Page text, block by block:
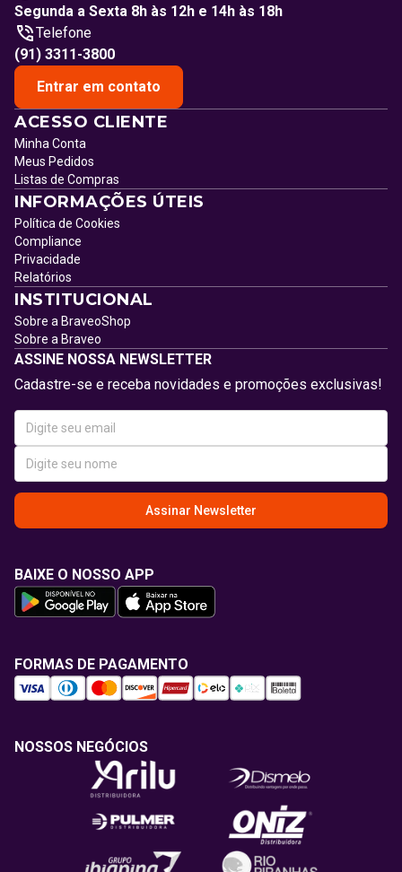
Segunda a Sexta 8h às 12h e 14h às 18h
Telefone
(91) 3311-3800
Entrar em contato
ACESSO CLIENTE
Minha Conta
Meus Pedidos
Listas de Compras
INFORMAÇÕES ÚTEIS
Política de Cookies
Compliance
Privacidade
Relatórios
INSTITUCIONAL
Sobre a BraveoShop
Sobre a Braveo
ASSINE NOSSA NEWSLETTER
Cadastre-se e receba novidades e promoções exclusivas!
Assinar Newsletter
BAIXE O NOSSO APP
FORMAS DE PAGAMENTO
NOSSOS NEGÓCIOS